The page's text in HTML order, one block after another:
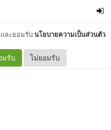
และยอมรับนโยบายความเป็นส่วนตัว
มรับ ไม่ยอมรับ